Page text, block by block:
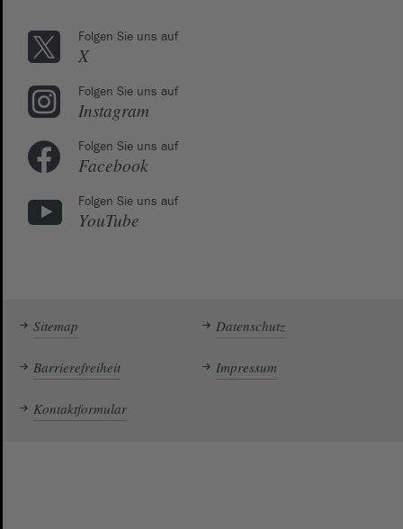
Folgen Sie uns auf
X
Folgen Sie uns auf
Instagram
Folgen Sie uns auf
Facebook
Folgen Sie uns auf
YouTube
Sitemap Datenschutz
Barrierefreiheit Impressum
Kontaktformular